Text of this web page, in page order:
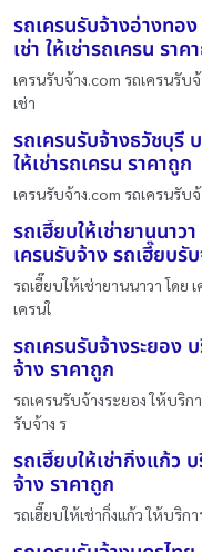
รถเครนรับจ้างอ่างทอ
เช่า ให้เช่ารถเครน ราค
เครนรับจ้าง.com รถเครนรับ
เช่า
รถเครนรับจ้างธวัชบุรี
ให้เช่ารถเครน ราคาถูก
เครนรับจ้าง.com รถเครนรับ
รถเฮี๊ยบให้เช่ายานนาว
เครนรับจ้าง รถเฮี๊ยบรั
รถเฮี๊ยบให้เช่ายานนาวา โดย
เครนใ
รถเครนรับจ้างระยอง
จ้าง ราคาถูก
รถเครนรับจ้างระยอง ให้บริก
รับจ้าง ร
รถเฮี๊ยบให้เช่ากิ่งแก้ว
จ้าง ราคาถูก
รถเฮี๊ยบให้เช่ากิ่งแก้ว ให้บริก